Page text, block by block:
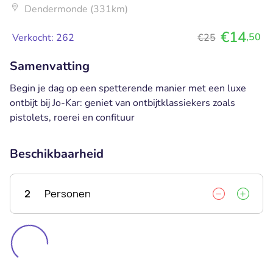
Dendermonde (331km)
Verkocht: 262 €25 €14,50
Samenvatting
Begin je dag op een spetterende manier met een luxe
ontbijt bij Jo-Kar: geniet van ontbijtklassiekers zoals
pistolets, roerei en confituur
Beschikbaarheid
2 Personen